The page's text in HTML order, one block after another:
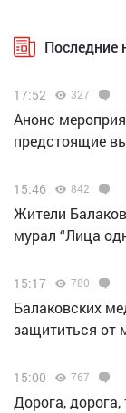
Последние
17:52 327
Анонс
предстоящие
15:46 842
Жители
мурал “Лица
15:17 780
Балаковских
защититься от
15:00 767
Дорога,